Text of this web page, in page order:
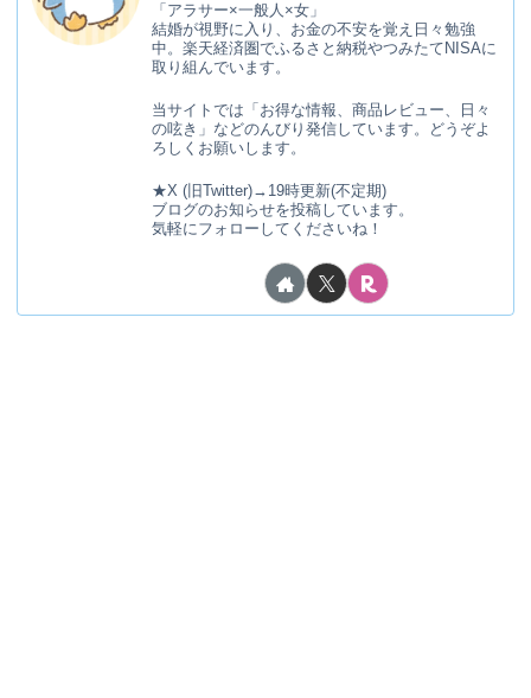
「アラサー×一般人×女」
結婚が視野に入り、お金の不安を覚え日々勉強
中。楽天経済圏でふるさと納税やつみたてNISAに
取り組んでいます。
当サイトでは「お得な情報、商品レビュー、日々
の呟き」などのんびり発信しています。どうぞよ
ろしくお願いします。
★X (旧Twitter)→19時更新(不定期)
ブログのお知らせを投稿しています。
気軽にフォローしてくださいね！